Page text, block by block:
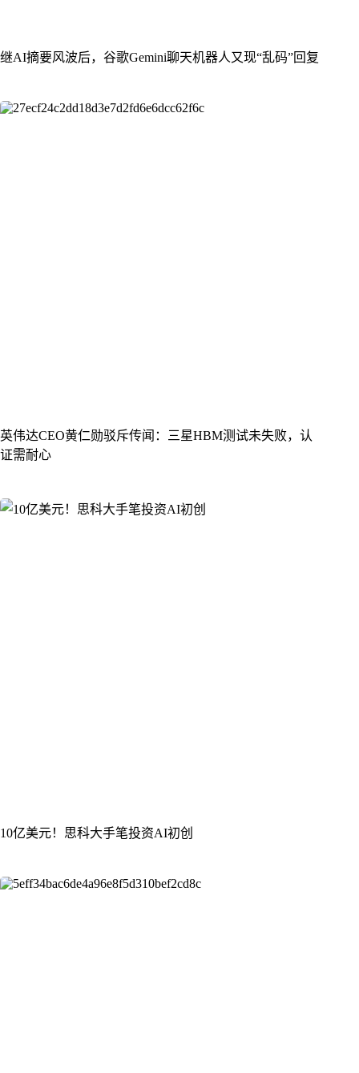
继AI摘要风波后，谷歌Gemini聊天机器人又现“乱码”回复
英伟达CEO黄仁勋驳斥传闻：三星HBM测试未失败，认
证需耐心
10亿美元！思科大手笔投资AI初创